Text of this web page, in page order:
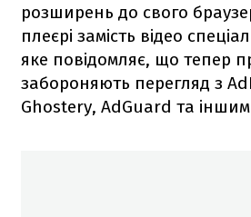
розширень до свого
плеєрі замість відео
яке повідомляє, що тепер
забороняють перегляд з
Ghostery, AdGuard та